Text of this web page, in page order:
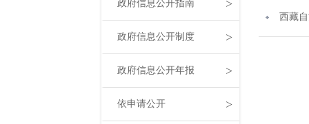
政府信息公开指南 >
政府信息公开制度 >
政府信息公开年报 >
依申请公开 >
西藏